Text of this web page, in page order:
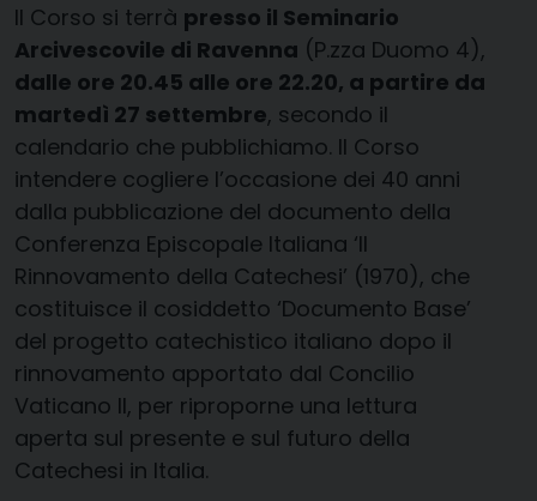
Il Corso si terrà presso il Seminario
Arcivescovile di Ravenna (P.zza Duomo 4),
dalle ore 20.45 alle ore 22.20, a partire da
martedì 27 settembre, secondo il
calendario che pubblichiamo. Il Corso
intendere cogliere l’occasione dei 40 anni
dalla pubblicazione del documento della
Conferenza Episcopale Italiana ‘Il
Rinnovamento della Catechesi’ (1970), che
costituisce il cosiddetto ‘Documento Base’
del progetto catechistico italiano dopo il
rinnovamento apportato dal Concilio
Vaticano II, per riproporne una lettura
aperta sul presente e sul futuro della
Catechesi in Italia.